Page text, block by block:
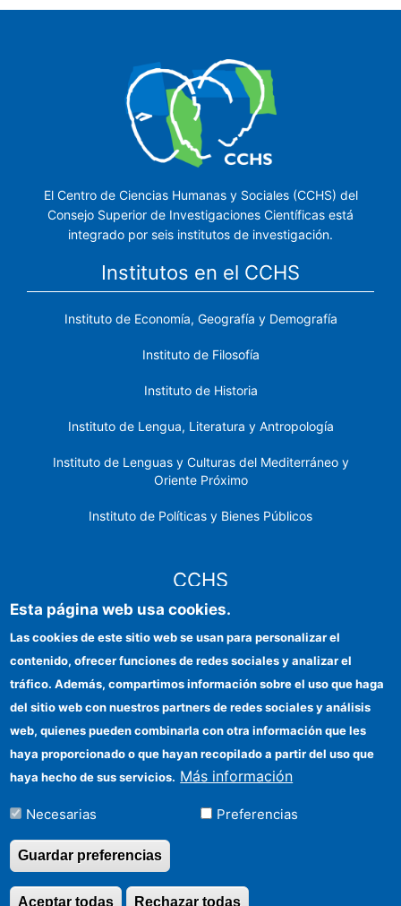
El Centro de Ciencias Humanas y Sociales (CCHS) del
Consejo Superior de Investigaciones Científicas está
integrado por seis institutos de investigación.
Institutos en el CCHS
Instituto de Economía, Geografía y Demografía
Instituto de Filosofía
Instituto de Historia
Instituto de Lengua, Literatura y Antropología
Instituto de Lenguas y Culturas del Mediterráneo y
Oriente Próximo
Instituto de Políticas y Bienes Públicos
CCHS
Identidad institucional
Ayudas FEDER
Organismos financiadores
Contacto
Cómo llegar
Esta página web usa cookies.
Las cookies de este sitio web se usan para personalizar el
contenido, ofrecer funciones de redes sociales y analizar el
tráfico. Además, compartimos información sobre el uso que haga
del sitio web con nuestros partners de redes sociales y análisis
web, quienes pueden combinarla con otra información que les
haya proporcionado o que hayan recopilado a partir del uso que
haya hecho de sus servicios. Más información
Necesarias Preferencias
Guardar preferencias
Rechazar todas
Aceptar todas